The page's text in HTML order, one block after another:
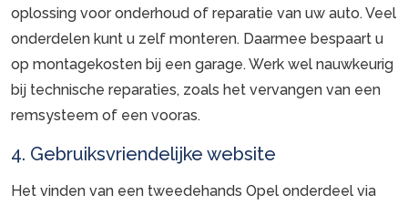
oplossing voor onderhoud of reparatie van uw auto. Veel
onderdelen kunt u zelf monteren. Daarmee bespaart u
op montagekosten bij een garage. Werk wel nauwkeurig
bij technische reparaties, zoals het vervangen van een
remsysteem of een vooras.
4. Gebruiksvriendelijke website
Het vinden van een tweedehands Opel onderdeel via